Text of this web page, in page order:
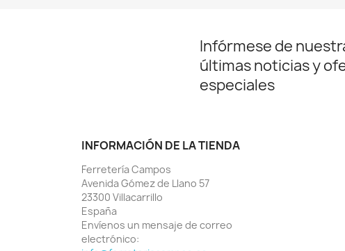
Infórmese de
últimas noticias y
especiales
INFORMACIÓN DE LA TIENDA
Ferretería Campos
Avenida Gómez de Llano 57
23300 Villacarrillo
España
Envíenos un mensaje de correo
electrónico: